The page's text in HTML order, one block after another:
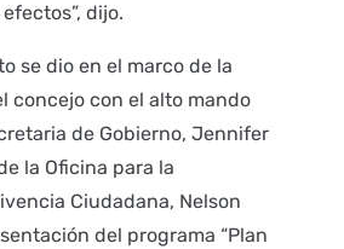
dijo.
se dio en el marco de la
concejo con el alto mando
de Gobierno, Jennifer
la Oficina para la
Ciudadana, Nelson
del programa “Plan